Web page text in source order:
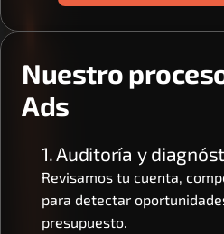
Nuestro
Ads
1. Auditoría y
Revisamos tu cuenta,
para detectar
presupuesto.